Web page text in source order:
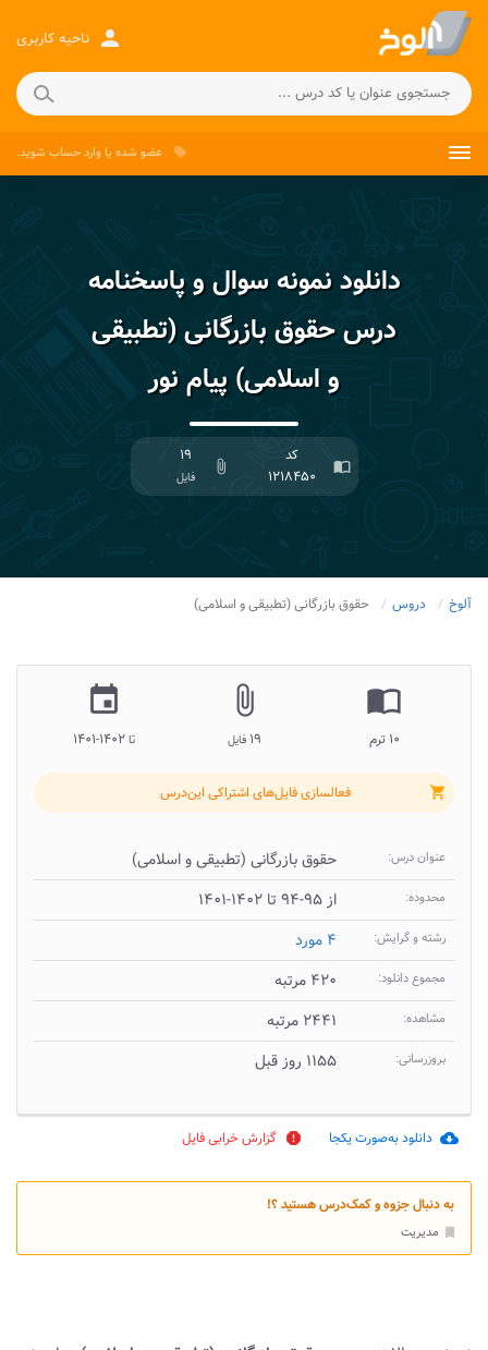
person ناحیه کاربری
local_offer عضو شده یاوارد حساب شوید.
دانلود نمونه سوال و پاسخنامه
درس حقوق بازرگانی (تطبیقی
و اسلامی) پیام نور
import_contacts
کد
۱۲۱۸۴۵۰
attach_file
۱۹
فایل
آلوخ دروس حقوق بازرگانی (تطبیقی و اسلامی)
import_contacts
۱۰ ترم
attach_file
۱۹ فایل
insert_invitation
تا۱۴۰۲-۱۴۰۱
shopping_cart فعالسازی فایل‌های اشتراکی این‌درس
عنوان درس: حقوق بازرگانی (تطبیقی و اسلامی)
محدوده: از ۹۵-۹۴ تا ۱۴۰۲-۱۴۰۱
رشته و گرایش: ۴ مورد
مجموع دانلود: ۴۲۰ مرتبه
مشاهده: ۲۴۴۱ مرتبه
بروزرسانی: ۱۱۵۵ روز قبل
cloud_download دانلود به‌صورت یکجا report گزارش خرابی فایل
به دنبال جزوه و کمک‌درس هستید ؟!
مدیریت